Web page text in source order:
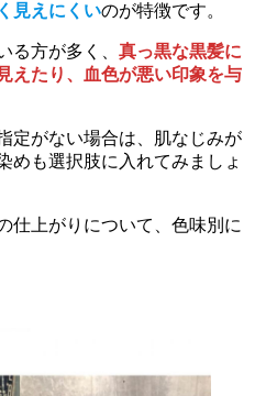
見えにくいのが特徴です。
る方が多く、 真っ黒な黒髪に
えたり、血色が悪い印象を与
定がない場合は、肌なじみが
めも選択肢に入れてみましょ
仕上がりについて、色味別に